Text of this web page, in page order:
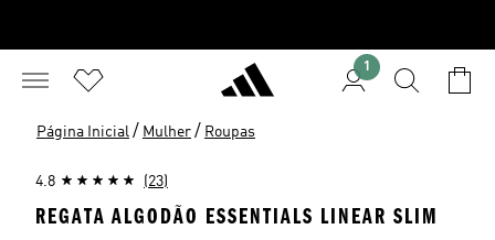
1
Página Inicial / Mulher / Roupas
4.8 (23)
REGATA ALGODÃO ESSENTIALS LINEAR SLIM